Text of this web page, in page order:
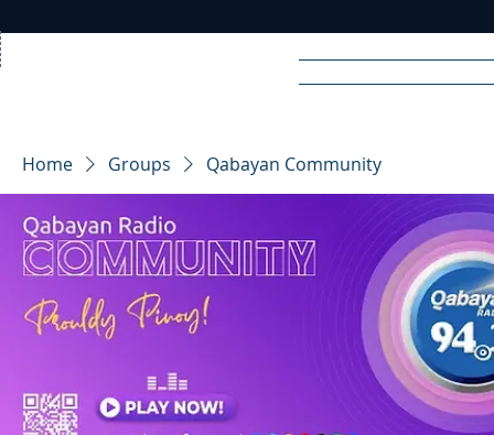
RA DIO
Home Groups Qabayan Community